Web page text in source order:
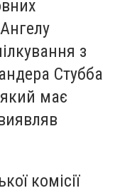
з
Стубба
який має
комісії